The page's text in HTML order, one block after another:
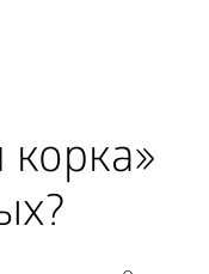
корка»